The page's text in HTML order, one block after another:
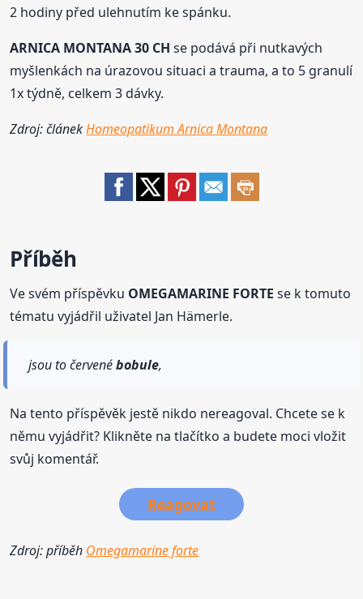
2 hodiny před ulehnutím ke spánku.
ARNICA MONTANA 30 CH se podává při nutkavých
myšlenkách na úrazovou situaci a trauma, a to 5 granulí
1x týdně, celkem 3 dávky.
Zdroj: článekHomeopatikum Arnica Montana
Příběh
Ve svém příspěvku OMEGAMARINE FORTE se k tomuto
tématu vyjádřil uživatel Jan Hämerle.
jsou to červenébobule,
Na tento příspěvěk jestě nikdo nereagoval. Chcete se k
němu vyjádřit? Klikněte na tlačítko a budete moci vložit
svůj komentář.
Reagovat
Zdroj: příběh Omegamarine forte